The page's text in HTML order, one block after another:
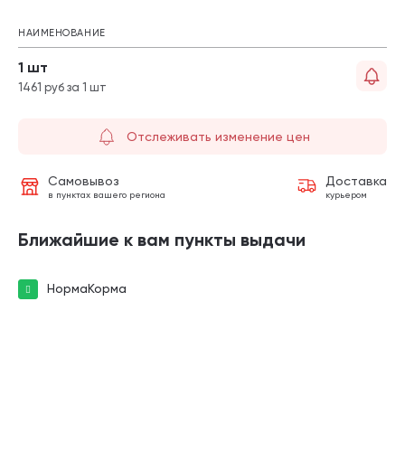
НАИМЕНОВАНИЕ
1 шт
1461 руб за 1 шт
Отслеживать изменение цен
Самовывоз
в пунктах вашего региона
Доставка
курьером
Ближайшие к вам пункты выдачи
НормаКорма